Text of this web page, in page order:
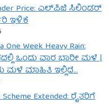
Price: ಎಲ್‌ಪಿಜಿ ಸಿಲಿಂಡರ್
ಇಳಿಕೆ
One Week Heavy Rain:
ಒಂದು ವಾರ ಭಾರೀ ಮಳೆ |
ಮಳೆ ಮಾಹಿತಿ ಇಲ್ಲಿದೆ…
Scheme Extended: ರೈತರಿಗೆ